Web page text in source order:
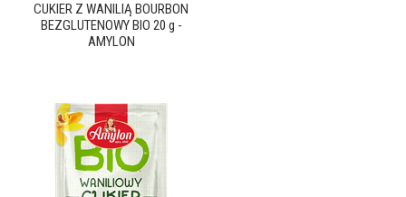
CUKIER Z WANILIĄ BOURBON
BEZGLUTENOWY BIO 20 g -
AMYLON